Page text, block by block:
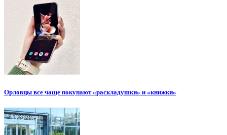
Орловцы все чаще покупают «раскладушки» и «книжки»